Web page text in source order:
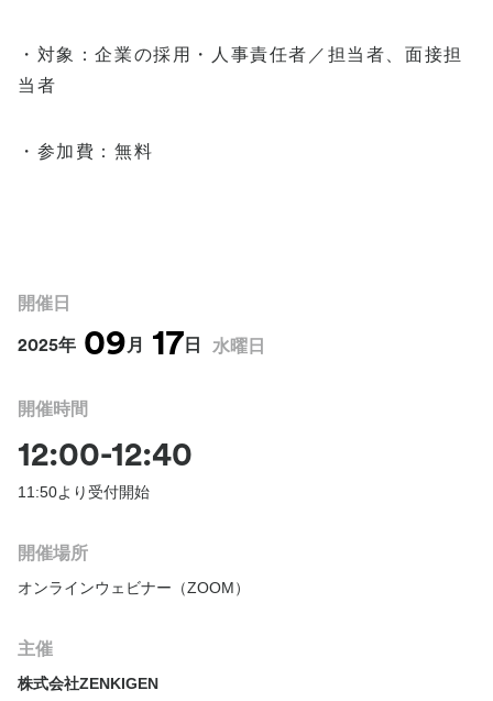
・対象：企業の採用・人事責任者／担当者、面接担
当者
・参加費：無料
開催日
2025年 09月 17 日 水曜日
開催時間
12:00-12:40
11:50より受付開始
開催場所
オンラインウェビナー（ZOOM）
主催
株式会社ZENKIGEN